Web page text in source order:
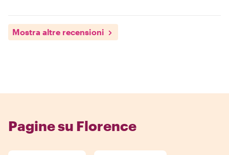
Mostra altre recensioni
Pagine su Florence